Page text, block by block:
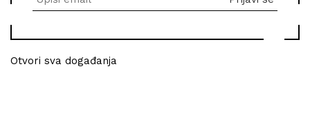
Otvori sva događanja